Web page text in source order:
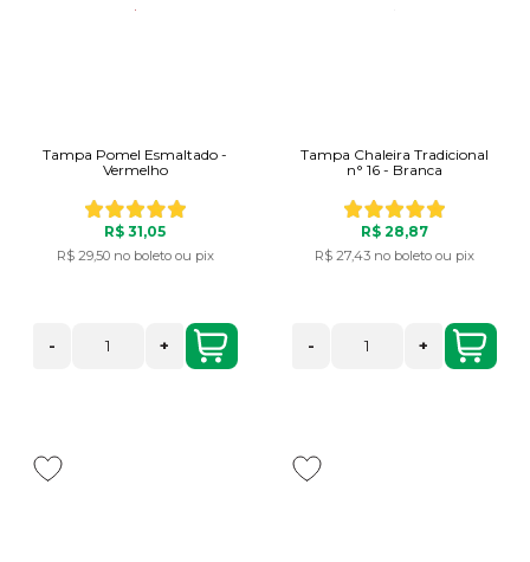
Tampa Pomel Esmaltado -
Vermelho
R$ 31,05
R$ 29,50 no boleto ou pix
- +
Tampa Chaleira Tradicional
n° 16 - Branca
R$ 28,87
R$ 27,43 no boleto ou pix
- +